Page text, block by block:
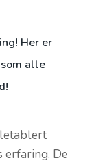
Her er
alle
erfaring. De